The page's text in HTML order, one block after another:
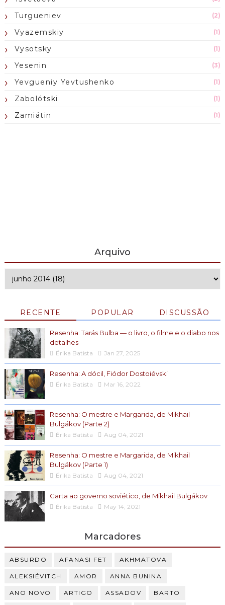
Turgueniev (2)
Vyazemskiy (1)
Vysotsky (1)
Yesenin (3)
Yevgueniy Yevtushenko (1)
Zabolótski (1)
Zamiátin (1)
Arquivo
RECENTE POPULAR DISCUSSÃO
Resenha: Tarás Bulba — o livro, o filme e o diabo nos
detalhes
Érika Batista Jan 27, 2025
Resenha: A dócil, Fiódor Dostoiévski
Érika Batista Mar 16, 2022
Resenha: O mestre e Margarida, de Mikhail
Bulgákov (Parte 2)
Érika Batista Aug 04, 2021
Resenha: O mestre e Margarida, de Mikhail
Bulgákov (Parte 1)
Érika Batista Aug 04, 2021
Carta ao governo soviético, de Mikhail Bulgákov
Érika Batista May 14, 2021
Marcadores
ABSURDO AFANASI FET AKHMATOVA
ALEKSIÉVITCH AMOR ANNA BUNINA
ANO NOVO ARTIGO ASSADOV BARTO